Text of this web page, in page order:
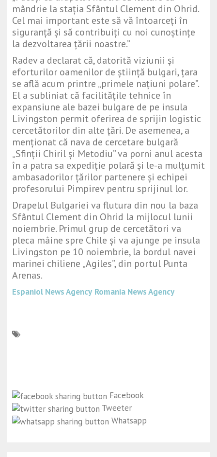
mândrie la stația Sfântul Clement din Ohrid.
Cel mai important este să vă întoarceți în
siguranță și să contribuiți cu noi cunoștințe
la dezvoltarea țării noastre.”
Radev a declarat că, datorită viziunii și
eforturilor oamenilor de știință bulgari, țara
se află acum printre „primele națiuni polare”.
El a subliniat că facilitățile tehnice în
expansiune ale bazei bulgare de pe insula
Livingston permit oferirea de sprijin logistic
cercetătorilor din alte țări. De asemenea, a
menționat că nava de cercetare bulgară
„Sfinții Chiril și Metodiu” va porni anul acesta
în a patra sa expediție polară și le-a mulțumit
ambasadorilor țărilor partenere și echipei
profesorului Pimpirev pentru sprijinul lor.
Drapelul Bulgariei va flutura din nou la baza
Sfântul Clement din Ohrid la mijlocul lunii
noiembrie. Primul grup de cercetători va
pleca mâine spre Chile și va ajunge pe insula
Livingston pe 10 noiembrie, la bordul navei
marinei chiliene „Agiles”, din portul Punta
Arenas.
Espaniol News Agency Romania News Agency
Facebook
Tweeter
Whatsapp